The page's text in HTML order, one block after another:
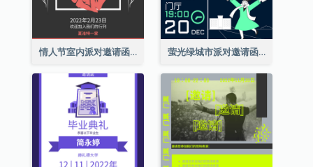
情人节室内派对邀请函 萤光绿城市派对邀请函